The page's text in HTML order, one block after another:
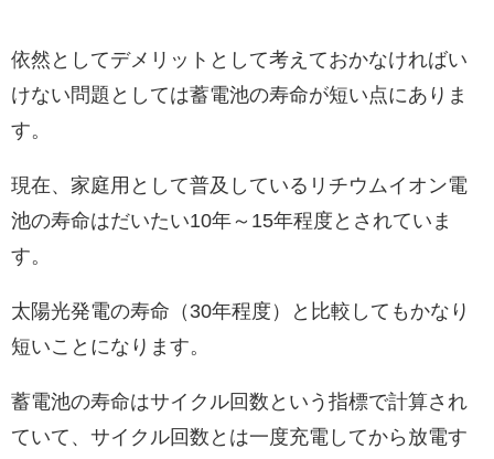
依然としてデメリットとして考えておかなければい
けない問題としては蓄電池の寿命が短い点にありま
す。
現在、家庭用として普及しているリチウムイオン電
池の寿命はだいたい10年～15年程度とされていま
す。
太陽光発電の寿命（30年程度）と比較してもかなり
短いことになります。
蓄電池の寿命はサイクル回数という指標で計算され
ていて、サイクル回数とは一度充電してから放電す